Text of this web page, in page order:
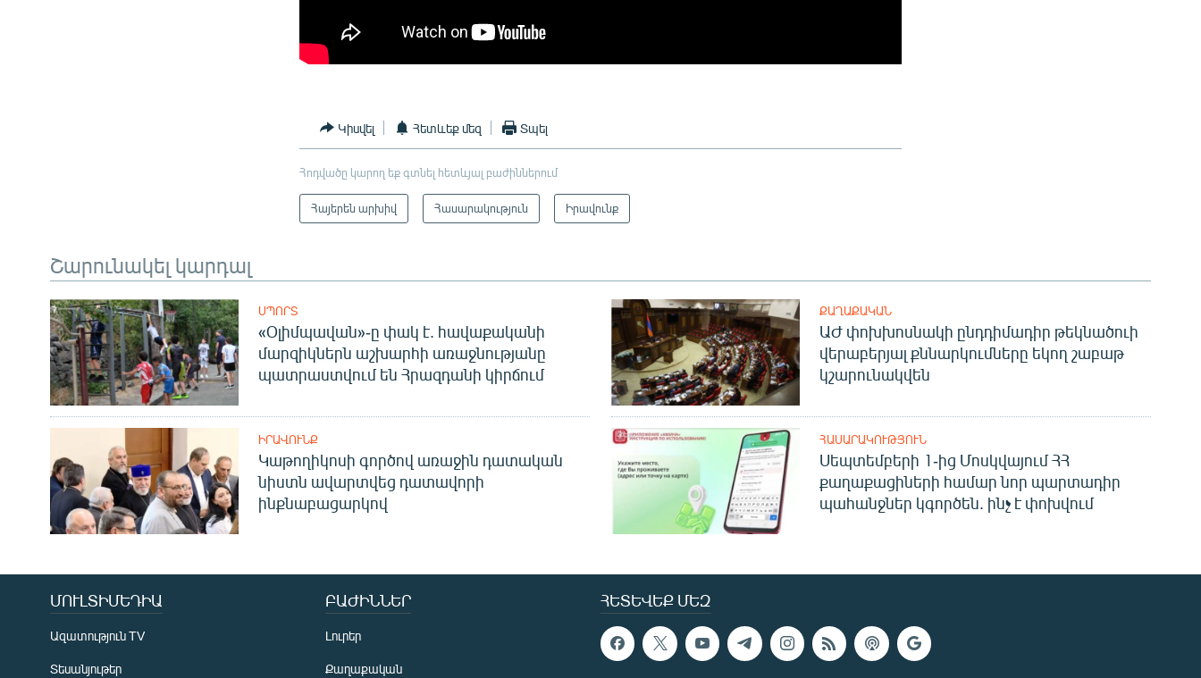
Կիսվել Հետևեք մեզ Տպել
Հոդվածը կարող եք գտնել հետևյալ բաժիններում
Հայերեն արխիվ Հասարակություն Իրավունք
Շարունակել կարդալ
ՍՊՈՐՏ
«Օլիմպավան»-ը փակ է. հավաքականի
մարզիկներն աշխարհի առաջնությանը
պատրաստվում են Հրազդանի կիրճում
ՔԱՂԱՔԱԿԱՆ
ԱԺ փոխխոսնակի ընդդիմադիր թեկնածուի
վերաբերյալ քննարկումները եկող շաբաթ
կշարունակվեն
ԻՐԱՎՈՒՆՔ
Կաթողիկոսի գործով առաջին դատական
նիստն ավարտվեց դատավորի
ինքնաբացարկով
ՀԱՍԱՐԱԿՈՒԹՅՈՒՆ
Սեպտեմբերի 1-ից Մոսկվայում ՀՀ
քաղաքացիների համար նոր պարտադիր
պահանջներ կգործեն. ինչ է փոխվում
ՀԵՏԵՎԵՔ ՄԵԶ
ՄՈՒԼՏԻՄԵԴԻԱ
Ազատություն TV
Տեսանյութեր
ԲԱԺԻՆՆԵՐ
Լուրեր
Քաղաքական